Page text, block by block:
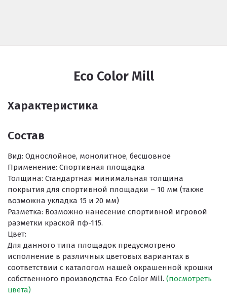
Eco Color Mill
Характеристика
Состав
Вид: Однослойное, монолитное, бесшовное
Применение: Спортивная площадка
Толщина: Стандартная минимальная толщина
покрытия для спортивной площадки – 10 мм (также
возможна укладка 15 и 20 мм)
Разметка: Возможно нанесение спортивной игровой
разметки краской пф-115.
Цвет:
Для данного типа площадок предусмотрено
исполнение в различных цветовых вариантах в
соответствии с каталогом нашей окрашенной крошки
собственного производства Eco Color Mill. (посмотреть
цвета)